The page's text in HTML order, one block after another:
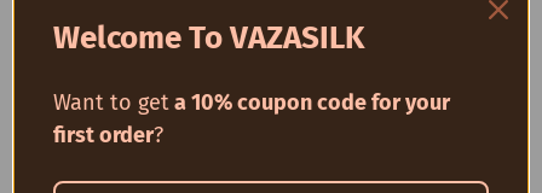
توكيلو (USD
Welcome To VAZASILK
Want to geta 10% coupon code for your
first order?